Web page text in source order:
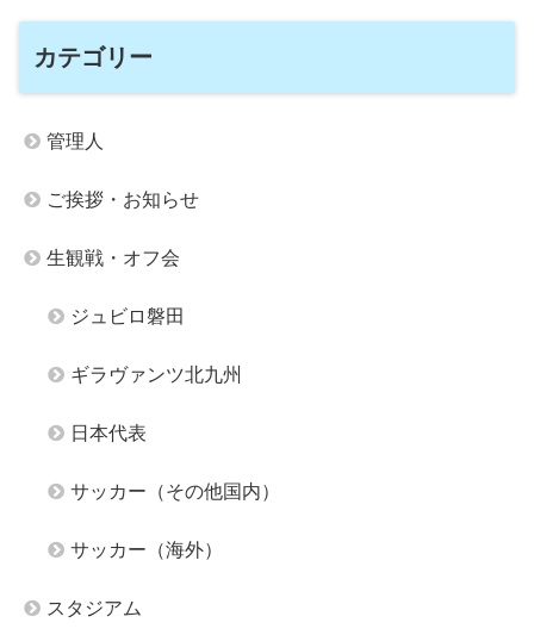
カテゴリー
管理人
ご挨拶・お知らせ
生観戦・オフ会
ジュビロ磐田
ギラヴァンツ北九州
日本代表
サッカー（その他国内）
サッカー（海外）
スタジアム